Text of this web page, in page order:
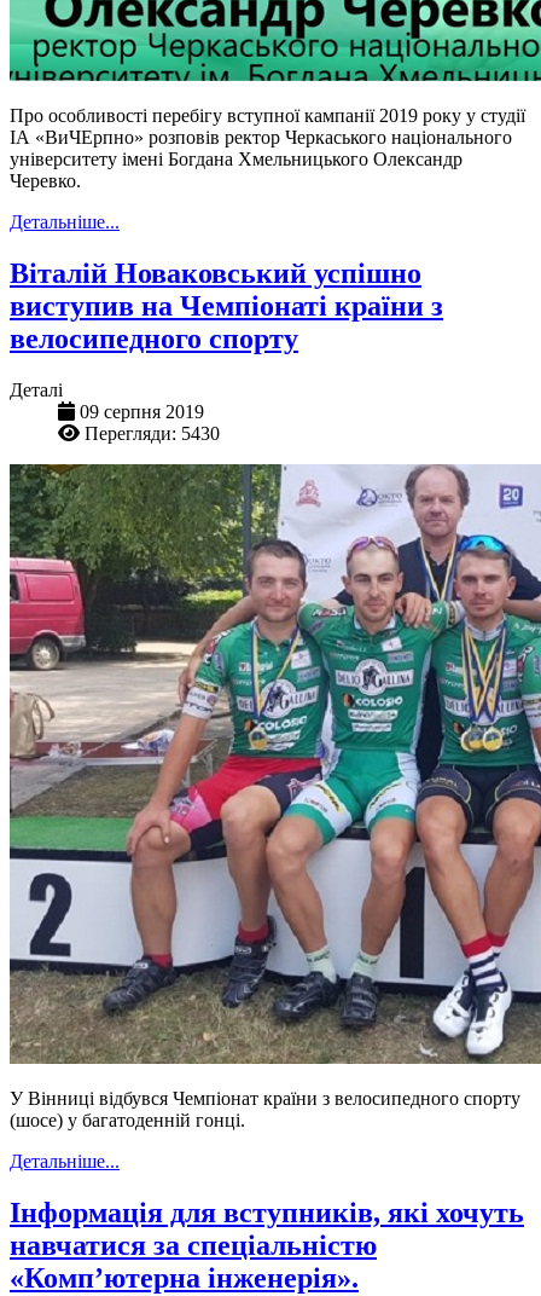
Про особливості перебігу вступної кампанії 2019 року у студії
ІА «ВиЧЕрпно» розповів ректор Черкаського національного
університету імені Богдана Хмельницького Олександр
Черевко.
Детальніше...
Віталій Новаковський успішно
виступив на Чемпіонаті країни з
велосипедного спорту
Деталі
09 серпня 2019
Перегляди: 5430
У Вінниці відбувся Чемпіонат країни з велосипедного спорту
(шосе) у багатоденній гонці.
Детальніше...
Інформація для вступників, які хочуть
навчатися за спеціальністю
«Комп’ютерна інженерія».